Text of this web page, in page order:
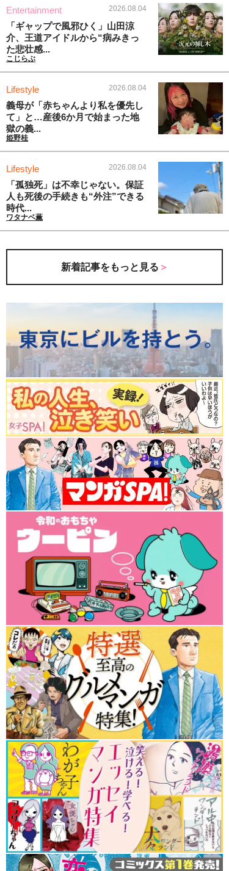
Entertainment 2026.08.04
「ギャップで風邪ひく」山田涼
介、王道アイドルから“病みきっ
た悲壮感...
こじらぶ
Lifestyle 2026.08.04
義母が「赤ちゃんより私を優先し
て」と…産後6か月で始まった地
獄の義...
姫野桂
Lifestyle 2026.08.04
「孤独死」は不幸じゃない。保証
人も死後の手続きも“外注”できる
時代...
ワタナベ薫
新着記事をもっと見る